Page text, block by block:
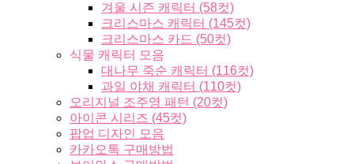
겨울 시즌 캐릭터 (58컷)
크리스마스 캐릭터 (145컷)
크리스마스 카드 (50컷)
식물 캐릭터 모음
대나무 죽순 캐릭터 (116컷)
과일 야채 캐릭터 (110컷)
오리지널 조주영 패턴 (20컷)
아이콘 시리즈 (45컷)
팝업 디자인 모음
카카오톡 구매방법